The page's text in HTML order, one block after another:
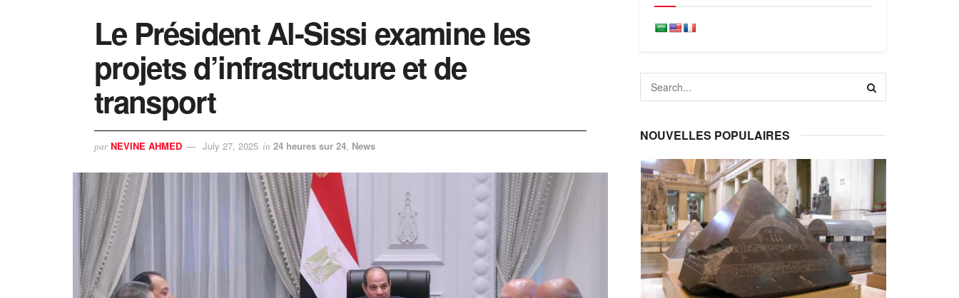
Le Président Al-Sissi examine les
projets d’infrastructure et de
transport
par NEVINE AHMED July 27, 2025 in 24 heures sur 24, News
NOUVELLES POPULAIRES